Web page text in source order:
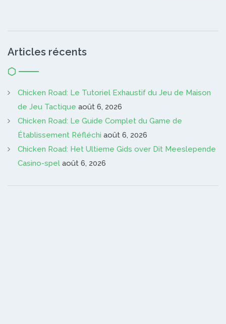
Articles récents
Chicken Road: Le Tutoriel Exhaustif du Jeu de Maison
de Jeu Tactique août 6, 2026
Chicken Road: Le Guide Complet du Game de
Établissement Réfléchi août 6, 2026
Chicken Road: Het Ultieme Gids over Dit Meeslepende
Casino-spel août 6, 2026